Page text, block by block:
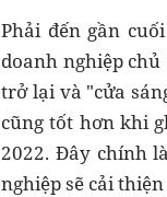
Phải đến gần
doanh nghiệp
trở lại và "cửa
cũng tốt hơn khi
2022. Đây chính
nghiệp sẽ cải